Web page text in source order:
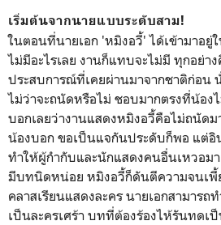
เริ่มต้นจากนายแบบระดับสาม!
ในตอนที่นายเอก 'หมิงอวี้' ได้เข้ามาอยู่
ไม่มีอะไรเลย งานก็แทบจะไม่มี ทุกอย่า
ประสบการณ์ที่เคยผ่านมาจากชาติก่อน
ไม่ว่าจะถนัดหรือไม่ ชอบมากตรงที่น้อง
บอกเลยว่างานแสดงหมิงอวี้คือไม่ถนัด
น้องบอก ขอเป็นแจกันประดับก็พอ แต่อิ
ทำให้ผู้กำกับและนักแสดงคนอื่นเหวอม
มีบทนิดหน่อย หมิงอวี้ก็ดันตีความจนเพี้
คลาสเรียนแสดงละคร นายเอกสามารถ
เป็นละครเศร้า บทที่ต้องร้องไห้รันทดเ